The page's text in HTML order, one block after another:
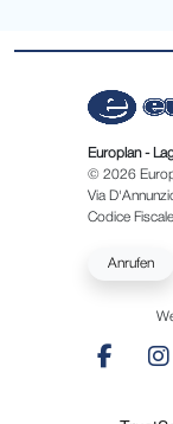
Europlan -
© 2026
Via
Codice
Anrufen